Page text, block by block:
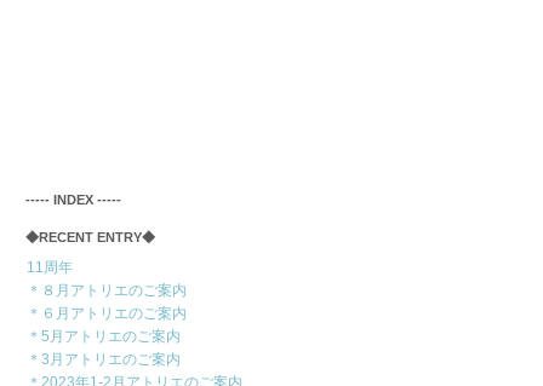
‐‐‐‐‐ INDEX ‐‐‐‐‐
◆RECENT ENTRY◆
11周年
＊８月アトリエのご案内
＊６月アトリエのご案内
＊5月アトリエのご案内
＊3月アトリエのご案内
＊2023年1-2月アトリエのご案内